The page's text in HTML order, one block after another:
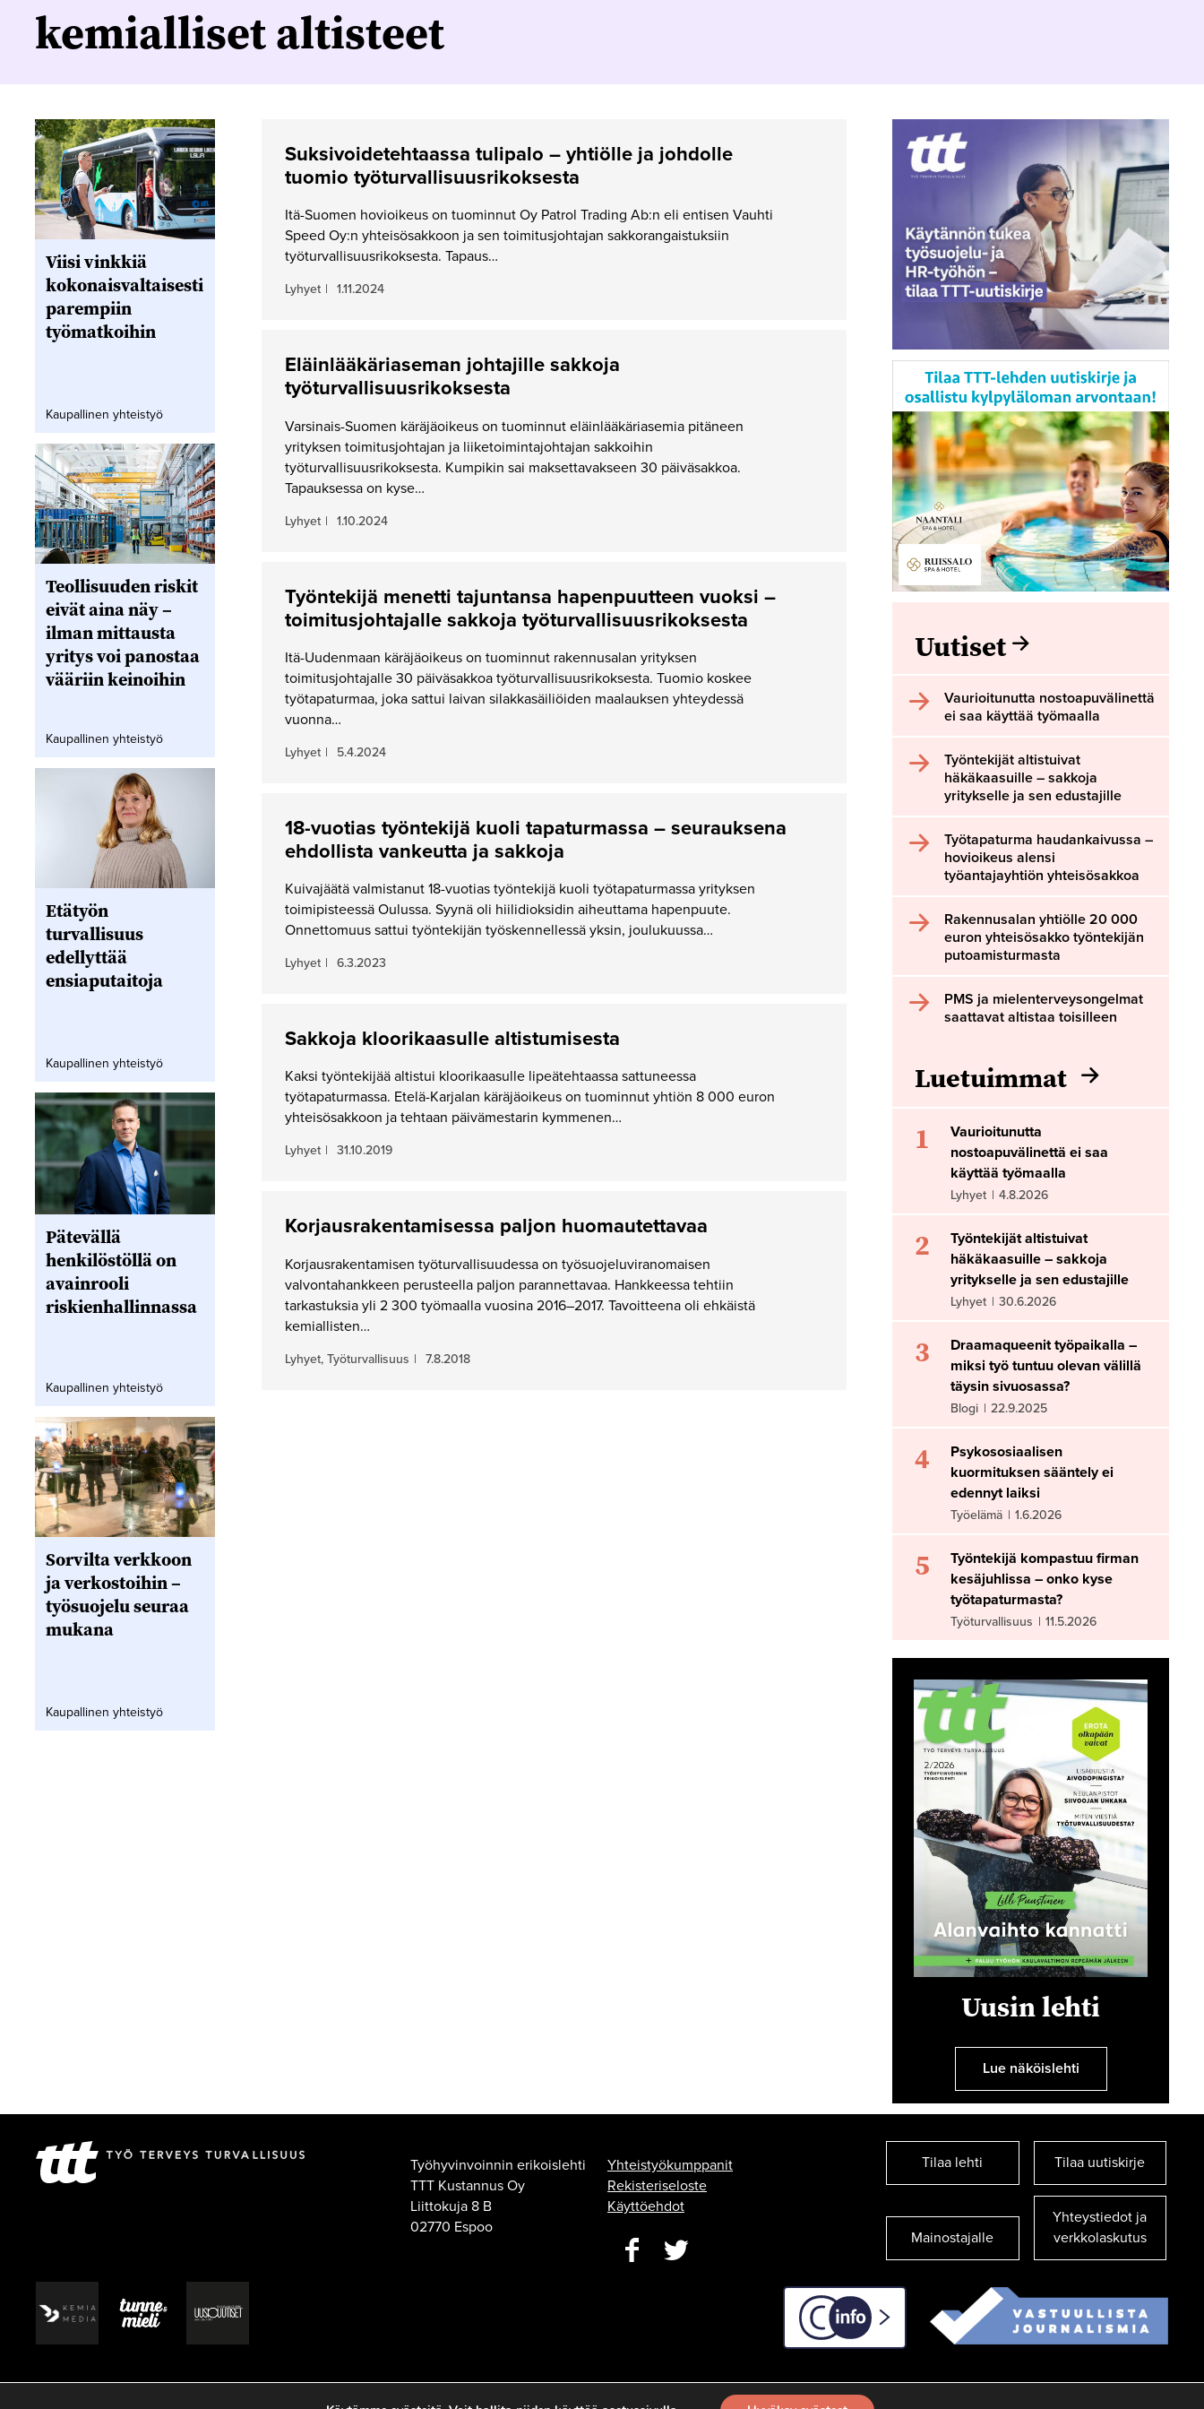
kemialliset altisteet
Suksivoidetehtaassa tulipalo – yhtiölle ja johdolle
tuomio työturvallisuusrikoksesta
Itä-Suomen hovioikeus on tuominnut Oy Patrol Trading Ab:n eli entisen Vauhti
Speed Oy:n yhteisösakkoon ja sen toimitusjohtajan sakkorangaistuksiin
työturvallisuusrikoksesta. Tapaus…
Lyhyet | 1.11.2024
Eläinlääkäriaseman johtajille sakkoja
työturvallisuusrikoksesta
Varsinais-Suomen käräjäoikeus on tuominnut eläinlääkäriasemia pitäneen
yrityksen toimitusjohtajan ja liiketoimintajohtajan sakkoihin
työturvallisuusrikoksesta. Kumpikin sai maksettavakseen 30 päiväsakkoa.
Tapauksessa on kyse…
Lyhyet | 1.10.2024
Työntekijä menetti tajuntansa hapenpuutteen vuoksi –
toimitusjohtajalle sakkoja työturvallisuusrikoksesta
Itä-Uudenmaan käräjäoikeus on tuominnut rakennusalan yrityksen
toimitusjohtajalle 30 päiväsakkoa työturvallisuusrikoksesta. Tuomio koskee
työtapaturmaa, joka sattui laivan silakkasäiliöiden maalauksen yhteydessä
vuonna…
Lyhyet | 5.4.2024
18-vuotias työntekijä kuoli tapaturmassa – seurauksena
ehdollista vankeutta ja sakkoja
Kuivajäätä valmistanut 18-vuotias työntekijä kuoli työtapaturmassa yrityksen
toimipisteessä Oulussa. Syynä oli hiilidioksidin aiheuttama hapenpuute.
Onnettomuus sattui työntekijän työskennellessä yksin, joulukuussa…
Lyhyet | 6.3.2023
Sakkoja kloorikaasulle altistumisesta
Kaksi työntekijää altistui kloorikaasulle lipeätehtaassa sattuneessa
työtapaturmassa. Etelä-Karjalan käräjäoikeus on tuominnut yhtiön 8 000 euron
yhteisösakkoon ja tehtaan päivämestarin kymmenen…
Lyhyet | 31.10.2019
Korjausrakentamisessa paljon huomautettavaa
Korjausrakentamisen työturvallisuudessa on työsuojeluviranomaisen
valvontahankkeen perusteella paljon parannettavaa. Hankkeessa tehtiin
tarkastuksia yli 2 300 työmaalla vuosina 2016–2017. Tavoitteena oli ehkäistä
kemiallisten…
Lyhyet, Työturvallisuus | 7.8.2018
Viisi vinkkiä
kokonaisvaltaisesti
parempiin
työmatkoihin
Kaupallinen yhteistyö
Teollisuuden riskit
eivät aina näy –
ilman mittausta
yritys voi panostaa
vääriin keinoihin
Kaupallinen yhteistyö
Etätyön
turvallisuus
edellyttää
ensiaputaitoja
Kaupallinen yhteistyö
Pätevällä
henkilöstöllä on
avainrooli
riskienhallinnassa
Kaupallinen yhteistyö
Sorvilta verkkoon
ja verkostoihin –
työsuojelu seuraa
mukana
Kaupallinen yhteistyö
Uutiset
Vaurioitunutta nostoapuvälinettä
ei saa käyttää työmaalla
Työntekijät altistuivat
häkäkaasuille – sakkoja
yritykselle ja sen edustajille
Työtapaturma haudankaivussa –
hovioikeus alensi
työantajayhtiön yhteisösakkoa
Rakennusalan yhtiölle 20 000
euron yhteisösakko työntekijän
putoamisturmasta
PMS ja mielenterveysongelmat
saattavat altistaa toisilleen
Luetuimmat
1
Vaurioitunutta
nostoapuvälinettä ei saa
käyttää työmaalla
Lyhyet | 4.8.2026
2
Työntekijät altistuivat
häkäkaasuille – sakkoja
yritykselle ja sen edustajille
Lyhyet | 30.6.2026
3
Draamaqueenit työpaikalla –
miksi työ tuntuu olevan välillä
täysin sivuosassa?
Blogi | 22.9.2025
4
Psykososiaalisen
kuormituksen sääntely ei
edennyt laiksi
Työelämä | 1.6.2026
5
Työntekijä kompastuu firman
kesäjuhlissa – onko kyse
työtapaturmasta?
Työturvallisuus | 11.5.2026
Uusin lehti
Lue näköislehti
Työhyvinvoinnin erikoislehti
TTT Kustannus Oy
Liittokuja 8 B
02770 Espoo
Yhteistyökumppanit
Rekisteriseloste
Käyttöehdot
Tilaa lehti Tilaa uutiskirje
Mainostajalle
Yhteystiedot ja
verkkolaskutus
C-info